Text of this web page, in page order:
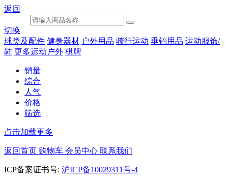
返回
切换
球类及配件 健身器材 户外用品 骑行运动 垂钓用品 运动服饰/
鞋 更多运动户外 棋牌
销量
综合
人气
价格
筛选
点击加载更多
返回首页 购物车 会员中心 联系我们
ICP备案证书号: 沪ICP备10029311号-4